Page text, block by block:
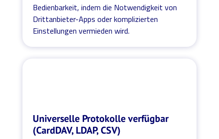
Bedienbarkeit, indem die Notwendigkeit von
Drittanbieter-Apps oder komplizierten
Einstellungen vermieden wird.
Universelle Protokolle verfügbar
(CardDAV, LDAP, CSV)